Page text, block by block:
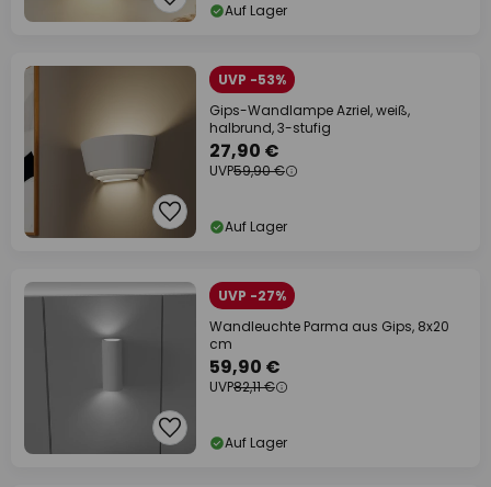
Auf Lager
UVP -53%
Gips-Wandlampe Azriel, weiß,
halbrund, 3-stufig
27,90 €
UVP59,90 €
Auf Lager
UVP -27%
Wandleuchte Parma aus Gips, 8x20
cm
59,90 €
UVP82,11 €
Auf Lager